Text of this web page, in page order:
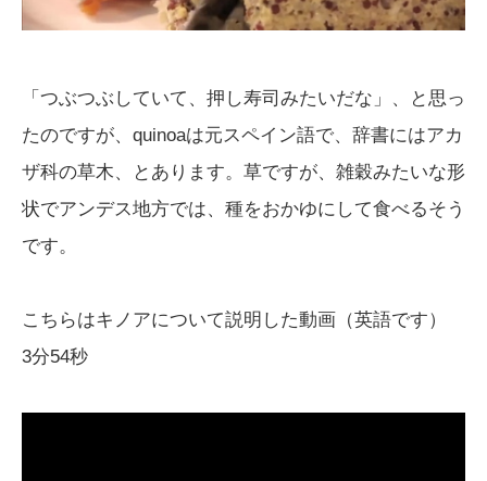
「つぶつぶしていて、押し寿司みたいだな」、と思っ
たのですが、quinoaは元スペイン語で、辞書にはアカ
ザ科の草木、とあります。草ですが、雑穀みたいな形
状でアンデス地方では、種をおかゆにして食べるそう
です。
こちらはキノアについて説明した動画（英語です）
3分54秒